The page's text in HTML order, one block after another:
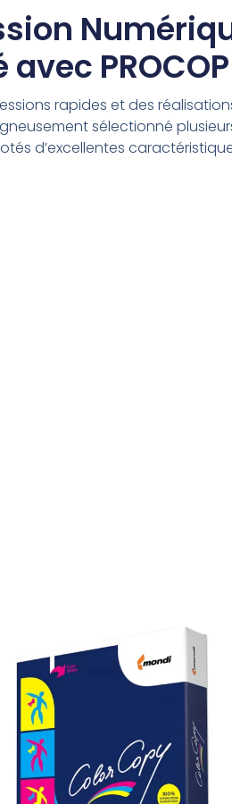
PROCOP
rapides et des
sélectionné
d’excellentes